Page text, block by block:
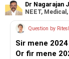
Dr Nagarajan
NEET,
Question by
Sir mene
Or fir mene